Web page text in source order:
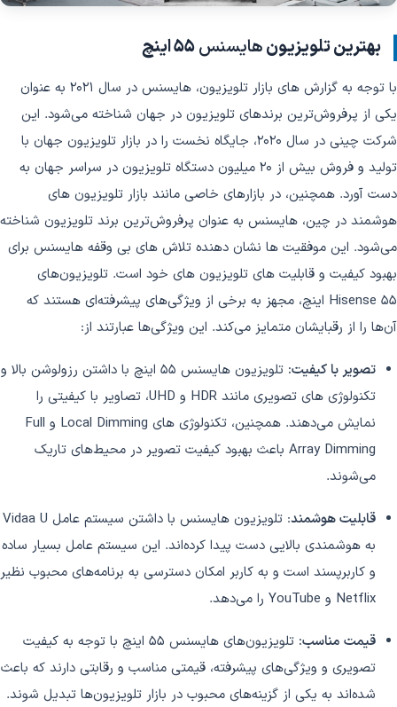
بهترین تلویزیونهایسنس55 اینچ
با توجه به گزارش های بازار تلویزیون، هایسنس در سال 2021 به عنوان
یکی از پرفروش‌ترین برندهای تلویزیون در جهان شناخته می‌شود. این
شرکت چینی در سال 2020، جایگاه نخست را در بازار تلویزیون جهان با
تولید و فروش بیش از 20 میلیون دستگاه تلویزیون در سراسر جهان به
دست آورد. همچنین، در بازارهای خاصی مانند بازار تلویزیون های
هوشمند در چین، هایسنس به عنوان پرفروش‌ترین برند تلویزیون شناخته
می‌شود. این موفقیت ها نشان دهنده تلاش های بی وقفه هایسنس برای
بهبود کیفیت و قابلیت های تلویزیون های خود است. تلویزیون‌های
Hisense 55 اینچ، مجهز به برخی از ویژگی‌های پیشرفته‌ای هستند که
آن‌ها را از رقبایشان متمایز می‌کند. این ویژگی‌ها عبارتند از:
تصویر با کیفیت:
تلویزیون هایسنس 55 اینچ با داشتن رزولوشن بالا و
تکنولوژی های تصویری مانند HDR و UHD، تصاویر با کیفیتی را
نمایش می‌دهند. همچنین، تکنولوژی های Local Dimming و Full
Array Dimming باعث بهبود کیفیت تصویر در محیط‌های تاریک
می‌شوند.
قابلیت هوشمند
: تلویزیون هایسنس با داشتن سیستم عامل Vidaa U
به هوشمندی بالایی دست پیدا کرده‌اند. این سیستم عامل بسیار ساده
و کاربرپسند است و به کاربر امکان دسترسی به برنامه‌های محبوب نظیر
Netflix و YouTube را می‌دهد.
قیمت مناسب:
تلویزیون‌های هایسنس 55 اینچ با توجه به کیفیت
تصویری و ویژگی‌های پیشرفته، قیمتی مناسب و رقابتی دارند که باعث
شده‌اند به یکی از گزینه‌های محبوب در بازار تلویزیون‌ها تبدیل شوند.